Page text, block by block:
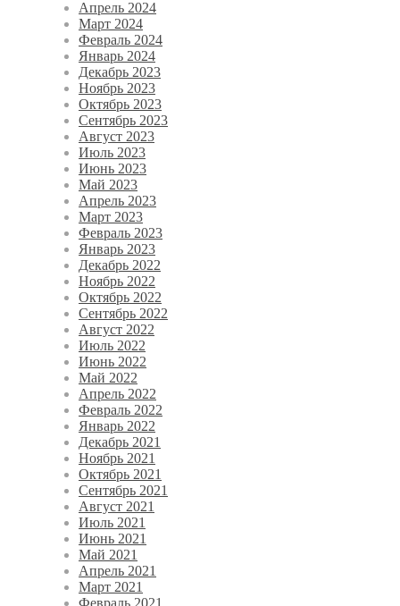
Апрель 2024
Март 2024
Февраль 2024
Январь 2024
Декабрь 2023
Ноябрь 2023
Октябрь 2023
Сентябрь 2023
Август 2023
Июль 2023
Июнь 2023
Май 2023
Апрель 2023
Март 2023
Февраль 2023
Январь 2023
Декабрь 2022
Ноябрь 2022
Октябрь 2022
Сентябрь 2022
Август 2022
Июль 2022
Июнь 2022
Май 2022
Апрель 2022
Февраль 2022
Январь 2022
Декабрь 2021
Ноябрь 2021
Октябрь 2021
Сентябрь 2021
Август 2021
Июль 2021
Июнь 2021
Май 2021
Апрель 2021
Март 2021
Февраль 2021